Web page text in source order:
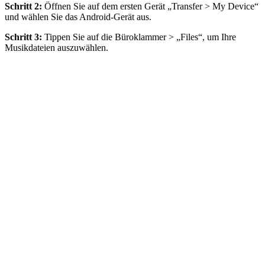
Schritt 2: Öffnen Sie auf dem ersten Gerät „Transfer > My Device“
und wählen Sie das Android‑Gerät aus.
Schritt 3: Tippen Sie auf die Büroklammer > „Files“, um Ihre
Musikdateien auszuwählen.